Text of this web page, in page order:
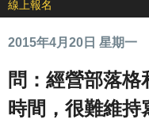
2015年4月20日 星期一
問：經營部落
時間，很難維持